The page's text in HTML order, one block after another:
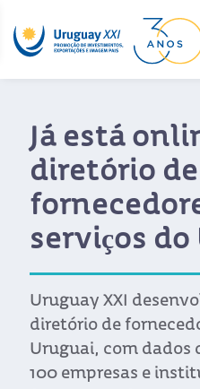
Já está
diretório de
serviços
Uruguay XXI
diretório de
Uruguai, com dados
100 empresas e